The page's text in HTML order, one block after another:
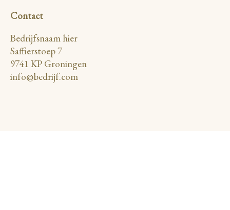
Contact
Bedrijfsnaam hier
Saffierstoep 7
9741 KP Groningen
info@bedrijf.com